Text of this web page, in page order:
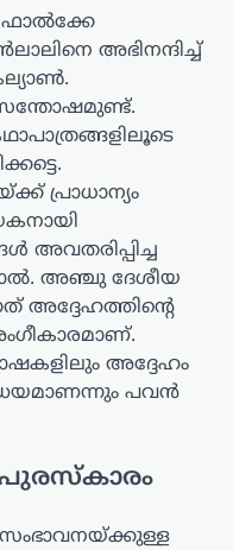
അഭിനന്ദിച്ച്
പ്രാധാന്യം
അവതരിപ്പിച്ച
അഞ്ചു ദേശീയ
അദ്ദേഹത്തിന്റെ
അദ്ദേഹം
പവൻ
പുരസ്കാരം
സംഭാവനയ്ക്കുള്ള